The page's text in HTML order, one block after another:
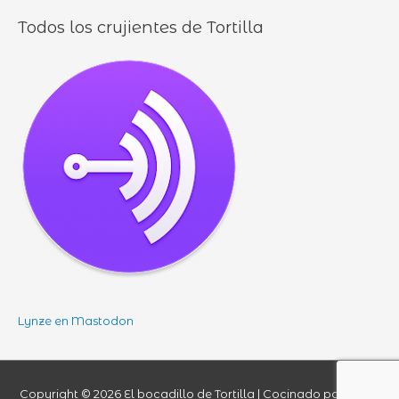
Todos los crujientes de Tortilla
Lynze en Mastodon
Copyright © 2026 El bocadillo de Tortilla | Cocinado por Lynze